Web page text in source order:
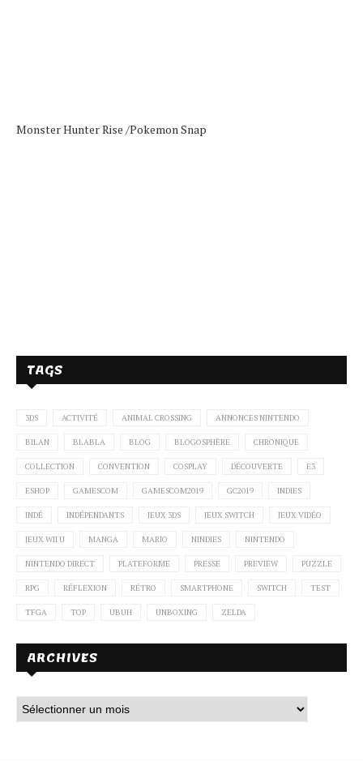
Monster Hunter Rise /Pokemon Snap
TAGS
3DS ACTIVITÉ ANIMAL CROSSING ANNONCES NINTENDO
BILAN BLABLA BLOG BLOGOSPHÈRE CHRONIQUE
COLLECTION CONVENTION COSPLAY DÉCOUVERTE E3
ESHOP GAMESCOM GAMESCOM2019 GC2019 INDIES
INDÉ INDÉPENDANTS JEUX 3DS JEUX SWITCH JEUX VIDÉO
JEUX WII U MANGA MARIO NINDIES NINTENDO
NINTENDO DIRECT PLATEFORME PRESSE PREVIEW PUZZLE
RPG RÉFLEXION RÉTRO SMARTPHONE SWITCH TEST
TFGA TOP UBUH UNBOXING ZELDA
ARCHIVES